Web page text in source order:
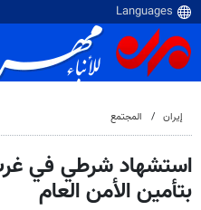
إيران المجتمع
استشهاد شرطي في
بتأمين الأمن العام